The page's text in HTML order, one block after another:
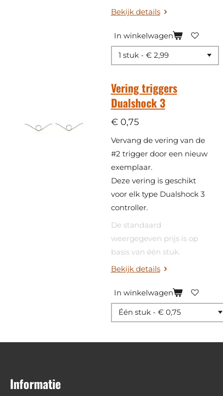
Bekijk details
In winkelwagen
Vering triggers
Dualshock 3
€ 0,75
Vervang de vering van de
#2 trigger door een nieuw
exemplaar.
Deze vering is geschikt
voor elk type Dualshock 3
controller.
De standaard
weergegeven prijs is op
basis van één stuk.
Bekijk details
In winkelwagen
Informatie